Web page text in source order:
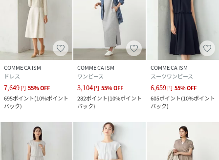
COMME CA ISM
ドレス
7,649円 55%OFF
695ポイント(10%ポイント
バック)
COMME CA ISM
ワンピース
3,104円 55%OFF
282ポイント(10%ポイント
バック)
COMME CA ISM
スーツワンピース
6,659円 55%OFF
605ポイント(10%ポイント
バック)